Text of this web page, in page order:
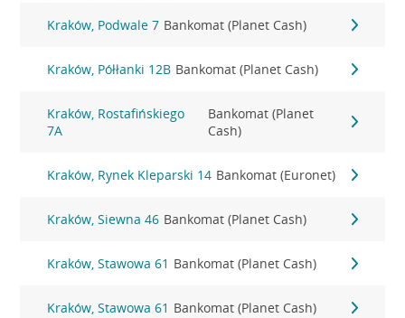
Kraków, Podwale 7 Bankomat (Planet Cash)
Kraków, Półłanki 12B Bankomat (Planet Cash)
Kraków, Rostafińskiego
7A
Bankomat (Planet
Cash)
Kraków, Rynek Kleparski 14 Bankomat (Euronet)
Kraków, Siewna 46 Bankomat (Planet Cash)
Kraków, Stawowa 61 Bankomat (Planet Cash)
Kraków, Stawowa 61 Bankomat (Planet Cash)